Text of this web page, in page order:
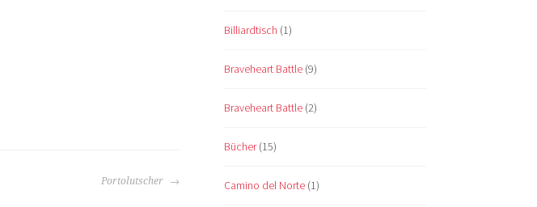
Portolutscher
Billiardtisch (1)
Braveheart Battle (9)
Braveheart Battle (2)
Bücher(15)
Camino del Norte (1)